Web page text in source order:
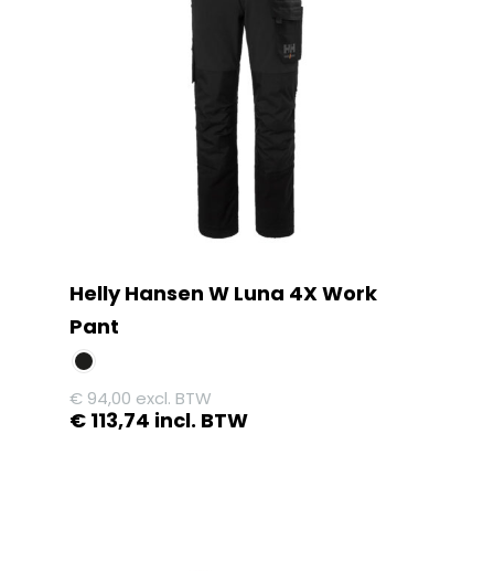
Helly Hansen W Luna 4X Work
Pant
€ 94,00 excl. BTW
€ 113,74 incl. BTW